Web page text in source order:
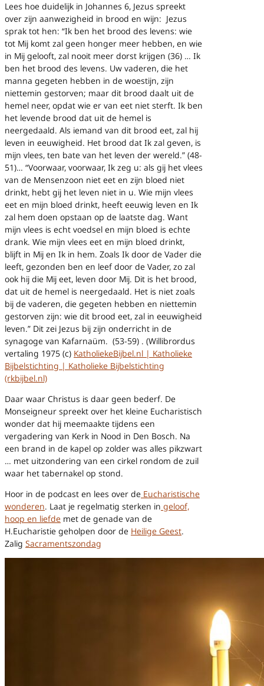
Lees hoe duidelijk in Johannes 6, Jezus spreekt
over zijn aanwezigheid in brood en wijn: Jezus
sprak tot hen: “Ik ben het brood des levens: wie
tot Mij komt zal geen honger meer hebben, en wie
in Mij gelooft, zal nooit meer dorst krijgen (36) … Ik
ben het brood des levens. Uw vaderen, die het
manna gegeten hebben in de woestijn, zijn
niettemin gestorven; maar dit brood daalt uit de
hemel neer, opdat wie er van eet niet sterft. Ik ben
het levende brood dat uit de hemel is
neergedaald. Als iemand van dit brood eet, zal hij
leven in eeuwigheid. Het brood dat Ik zal geven, is
mijn vlees, ten bate van het leven der wereld.” (48-
51)… “Voorwaar, voorwaar, Ik zeg u: als gij het vlees
van de Mensenzoon niet eet en zijn bloed niet
drinkt, hebt gij het leven niet in u. Wie mijn vlees
eet en mijn bloed drinkt, heeft eeuwig leven en Ik
zal hem doen opstaan op de laatste dag. Want
mijn vlees is echt voedsel en mijn bloed is echte
drank. Wie mijn vlees eet en mijn bloed drinkt,
blijft in Mij en Ik in hem. Zoals Ik door de Vader die
leeft, gezonden ben en leef door de Vader, zo zal
ook hij die Mij eet, leven door Mij. Dit is het brood,
dat uit de hemel is neergedaald. Het is niet zoals
bij de vaderen, die gegeten hebben en niettemin
gestorven zijn: wie dit brood eet, zal in eeuwigheid
leven.” Dit zei Jezus bij zijn onderricht in de
synagoge van Kafarnaüm. (53-59) . (Willibrordus
vertaling 1975 (c) KatholiekeBijbel.nl | Katholieke
Bijbelstichting | Katholieke Bijbelstichting
(rkbijbel.nl)
Daar waar Christus is daar geen bederf. De
Monseigneur spreekt over het kleine Eucharistisch
wonder dat hij meemaakte tijdens een
vergadering van Kerk in Nood in Den Bosch. Na
een brand in de kapel op zolder was alles pikzwart
… met uitzondering van een cirkel rondom de zuil
waar het tabernakel op stond.
Hoor in de podcast en lees over de Eucharistische
wonderen. Laat je regelmatig sterken in geloof,
hoop en liefde met de genade van de
H.Eucharistie geholpen door de Heilige Geest.
Zalig Sacramentszondag